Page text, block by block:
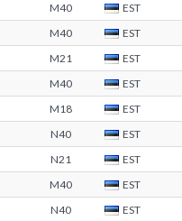
M40 EST
M40 EST
M21 EST
M40 EST
M18 EST
N40 EST
N21 EST
M40 EST
N40
EST